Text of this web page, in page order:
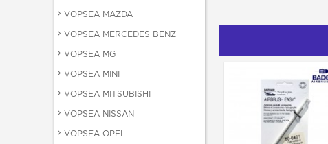
VOPSEA MAZDA
VOPSEA MERCEDES BENZ
VOPSEA MG
VOPSEA MINI
VOPSEA MITSUBISHI
VOPSEA NISSAN
VOPSEA OPEL